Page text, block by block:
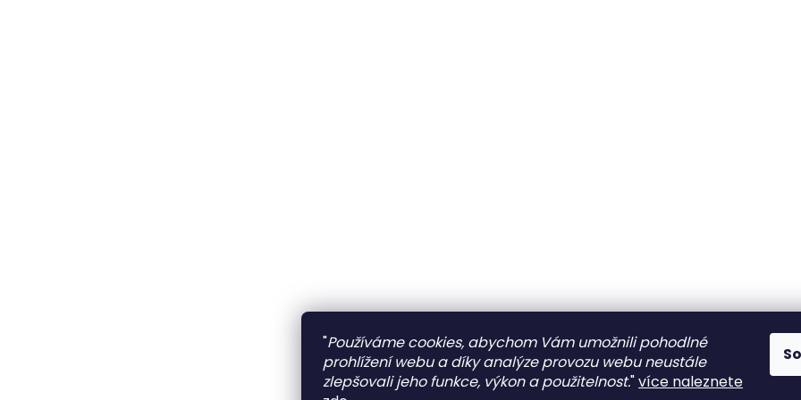
"Používáme cookies, abychom Vám umožnili pohodlné
prohlížení webu a díky analýze provozu webu neustále
zlepšovali jeho funkce, výkon a použitelnost."více naleznete